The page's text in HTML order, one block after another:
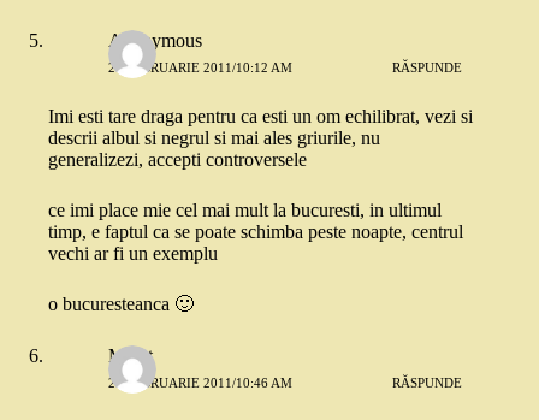
Anonymous
27 FEBRUARIE 2011/10:12 AM RĂSPUNDE
Imi esti tare draga pentru ca esti un om echilibrat, vezi si
descrii albul si negrul si mai ales griurile, nu
generalizezi, accepti controversele
ce imi place mie cel mai mult la bucuresti, in ultimul
timp, e faptul ca se poate schimba peste noapte, centrul
vechi ar fi un exemplu
o bucuresteanca 🙂
Merat
27 FEBRUARIE 2011/10:46 AM RĂSPUNDE